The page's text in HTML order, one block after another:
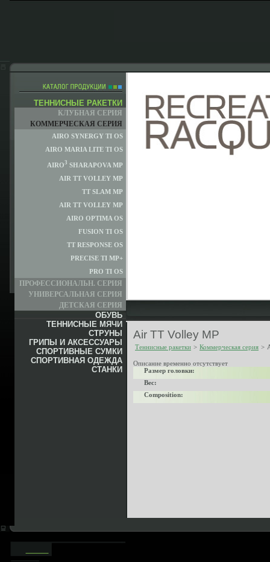
ТЕННИСНЫЕ РАКЕТКИ
КЛУБНАЯ СЕРИЯ
КОММЕРЧЕСКАЯ СЕРИЯ
AIRO SYNERGY TI OS
AIRO MARIA LITE TI OS
AIRO3 SHARAPOVA MP
AIR TT VOLLEY MP
TT SLAM MP
AIR TT VOLLEY MP
AIRO OPTIMA OS
FUSION TI OS
TT RESPONSE OS
PRECISE TI MP+
PRO TI OS
ПРОФЕССИОНАЛЬН. СЕРИЯ
УНИВЕРСАЛЬНАЯ СЕРИЯ
ДЕТСКАЯ СЕРИЯ
ОБУВЬ
ТЕННИСНЫЕ МЯЧИ
СТРУНЫ
ГРИПЫ И АКСЕССУАРЫ
СПОРТИВНЫЕ СУМКИ
СПОРТИВНАЯ ОДЕЖДА
СТАНКИ
Air TT Volley MP
Теннисные ракетки > Коммерческая серия >
Описание временно отсутствует
Размер головки:
Вес:
Composition: